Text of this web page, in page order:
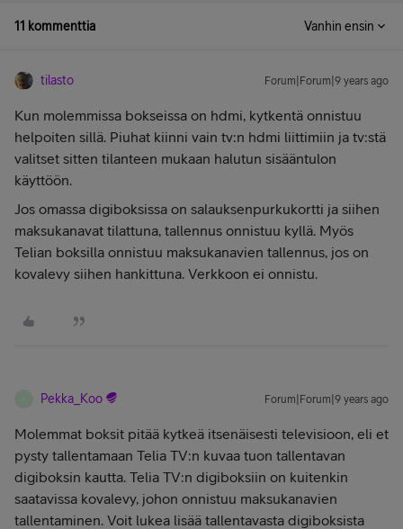
11 kommenttia Vanhin ensin
tilasto Forum|Forum|9 years ago
Kun molemmissa bokseissa on hdmi, kytkentä onnistuu
helpoiten sillä. Piuhat kiinni vain tv:n hdmi liittimiin ja tv:stä
valitset sitten tilanteen mukaan halutun sisääntulon
käyttöön.
Jos omassa digiboksissa on salauksenpurkukortti ja siihen
maksukanavat tilattuna, tallennus onnistuu kyllä. Myös
Telian boksilla onnistuu maksukanavien tallennus, jos on
kovalevy siihen hankittuna. Verkkoon ei onnistu.
Pekka_Koo Forum|Forum|9 years ago
Molemmat boksit pitää kytkeä itsenäisesti televisioon, eli et
pysty tallentamaan Telia TV:n kuvaa tuon tallentavan
digiboksin kautta. Telia TV:n digiboksiin on kuitenkin
saatavissa kovalevy, johon onnistuu maksukanavien
tallentaminen. Voit lukea lisää tallentavasta digiboksista